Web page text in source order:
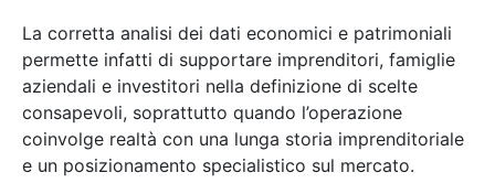
La corretta analisi dei dati economici e patrimoniali
permette infatti di supportare imprenditori, famiglie
aziendali e investitori nella definizione di scelte
consapevoli, soprattutto quando l’operazione
coinvolge realtà con una lunga storia imprenditoriale
e un posizionamento specialistico sul mercato.